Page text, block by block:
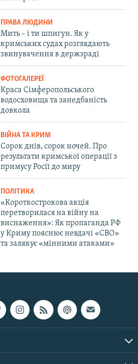
ПРАВА ЛЮДИНИ
Мить – і ти шпигун. Як у
кримських судах розглядають
звинувачення в держзраді
ФОТОГАЛЕРЕЇ
Краса Сімферопольського
водосховища та занедбаність
довкола
ВІЙНА ТА КРИМ
Сорок днів, сорок ночей. Про
результати кримської операції з
примусу Росії до миру
ПОЛІТИКА
«Короткострокова акція
перетворилася на війну на
виснаження»: Як пропаганда РФ
у Криму пояснює невдачі «СВО»
та залякує «мінними атаками»